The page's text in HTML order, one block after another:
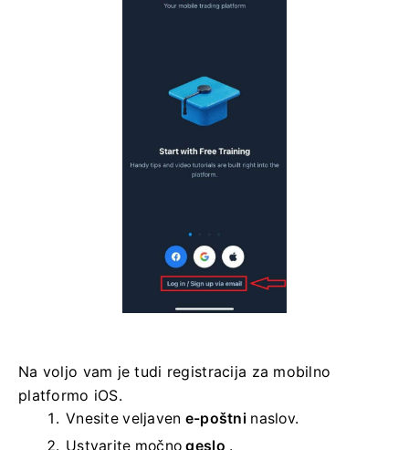
Na voljo vam je tudi registracija za mobilno
platformo iOS.
Vnesite veljaven e-poštni naslov.
Ustvarite močnogeslo .